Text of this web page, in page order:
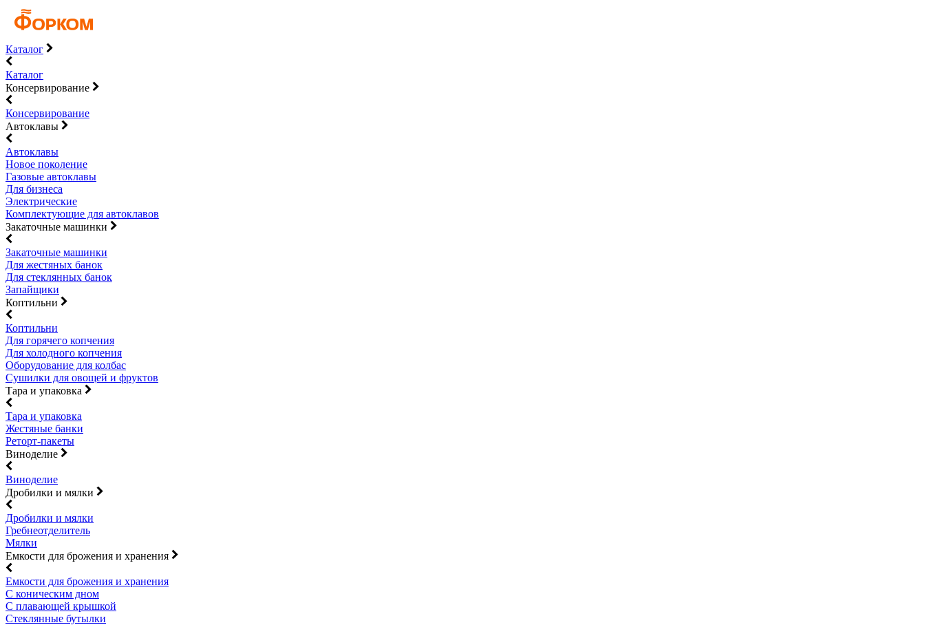
Каталог
Каталог
Консервирование
Консервирование
Автоклавы
Автоклавы
Новое поколение
Газовые автоклавы
Для бизнеса
Электрические
Комплектующие для автоклавов
Закаточные машинки
Закаточные машинки
Для жестяных банок
Для стеклянных банок
Запайщики
Коптильни
Коптильни
Для горячего копчения
Для холодного копчения
Оборудование для колбас
Сушилки для овощей и фруктов
Тара и упаковка
Тара и упаковка
Жестяные банки
Реторт-пакеты
Виноделие
Виноделие
Дробилки и мялки
Дробилки и мялки
Гребнеотделитель
Мялки
Емкости для брожения и хранения
Емкости для брожения и хранения
С коническим дном
С плавающей крышкой
Стеклянные бутылки